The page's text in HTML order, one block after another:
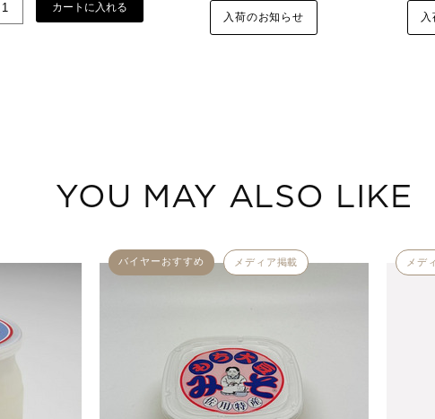
カートに入れる
入荷のお知らせ
YOU MAY ALSO LIKE
バイヤーおすすめ メディア掲載 メデ